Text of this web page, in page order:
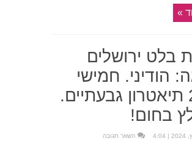
»
בלט ירושלים
הודיני. חמישי
28/3 תיאטרון גבעתיים.
בחום!
השאר תגובה